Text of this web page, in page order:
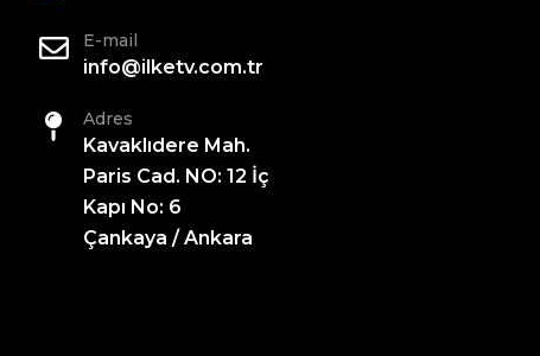
E-mail
info@ilketv.com.tr
Adres
Kavaklıdere Mah.
Paris Cad. NO: 12 İç
Kapı No: 6
Çankaya / Ankara